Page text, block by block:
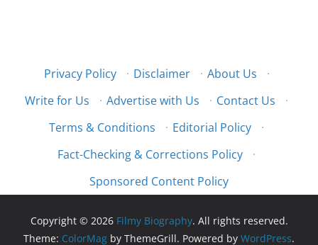
Privacy Policy · Disclaimer · About Us
·
Write for Us
· Advertise with Us · Contact Us
·
Terms & Conditions
· Editorial Policy
·
Fact-Checking & Corrections Policy
·
Sponsored Content Policy
Copyright © 2026 Filmy Biography. All rights reserved.
Theme: ColorMag by ThemeGrill. Powered by WordPress.